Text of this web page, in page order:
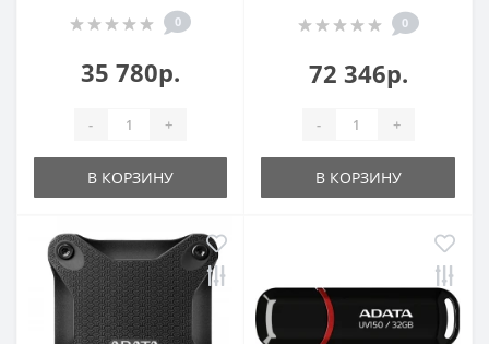
0
35 780р.
- +
В КОРЗИНУ
0
72 346р.
- +
В КОРЗИНУ